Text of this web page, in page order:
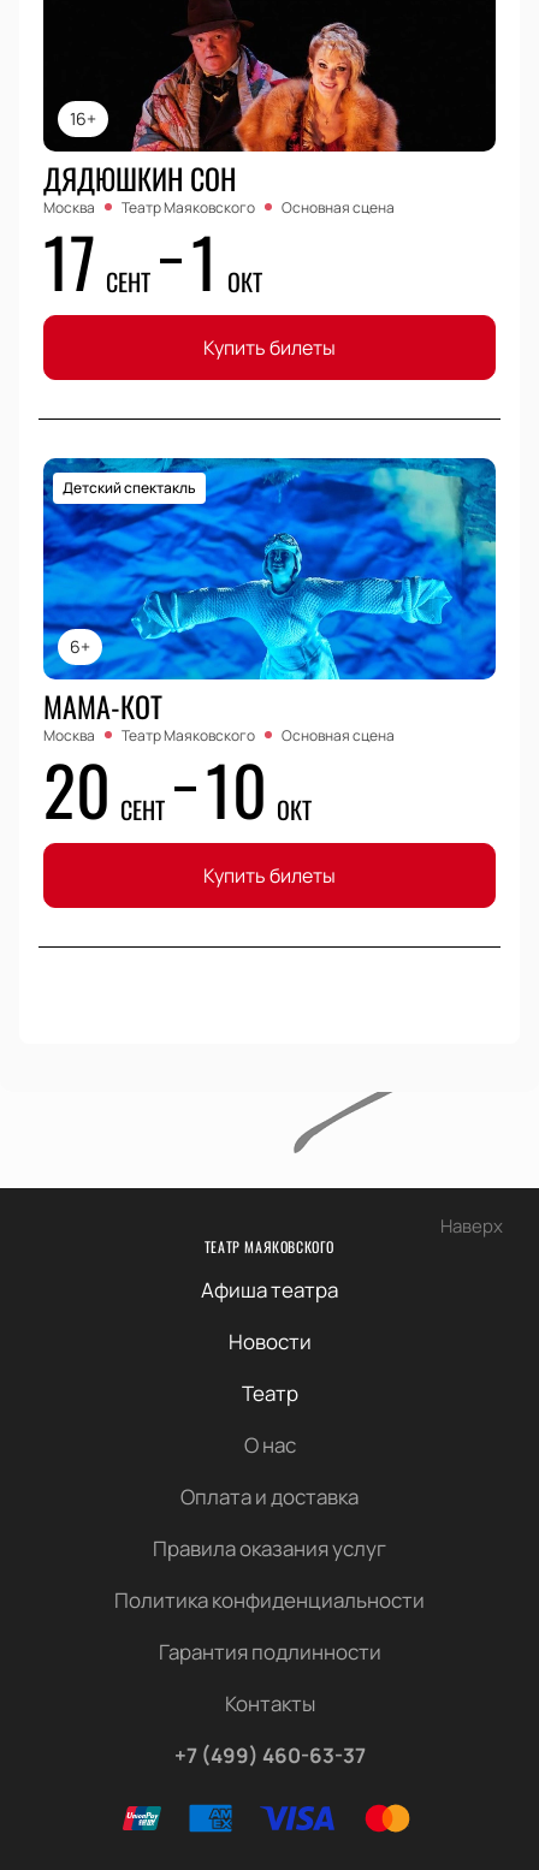
16+
ДЯДЮШКИН СОН
Москва Театр Маяковского Основная сцена
17 СЕНТ 1 ОКТ
Купить билеты
6+
Детский спектакль
МАМА-КОТ
Москва Театр Маяковского Основная сцена
20 СЕНТ 10 ОКТ
Купить билеты
Наверх
ТЕАТР МАЯКОВСКОГО
Афиша театра
Новости
Театр
О нас
Оплата и доставка
Правила оказания услуг
Политика конфиденциальности
Гарантия подлинности
Контакты
+7 (499) 460-63-37